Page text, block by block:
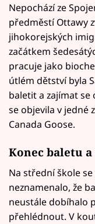
Nepochází ze
předměstí Ottawy
jihokorejských
začátkem
pracuje jako
útlém dětství byla
baletit a zajímat se
se objevila v jedné
Canada Goose.
Konec baletu
Na střední škole
neznamenalo, že
neustále dobíhalo
přehlédnout. V